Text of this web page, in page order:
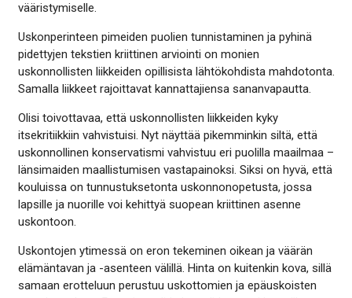
vääristymiselle.
Uskonperinteen pimeiden puolien tunnistaminen ja pyhinä
pidettyjen tekstien kriittinen arviointi on monien
uskonnollisten liikkeiden opillisista lähtökohdista mahdotonta.
Samalla liikkeet rajoittavat kannattajiensa sananvapautta.
Olisi toivottavaa, että uskonnollisten liikkeiden kyky
itsekritiikkiin vahvistuisi. Nyt näyttää pikemminkin siltä, että
uskonnollinen konservatismi vahvistuu eri puolilla maailmaa –
länsimaiden maallistumisen vastapainoksi. Siksi on hyvä, että
kouluissa on tunnustuksetonta uskonnonopetusta, jossa
lapsille ja nuorille voi kehittyä suopean kriittinen asenne
uskontoon.
Uskontojen ytimessä on eron tekeminen oikean ja väärän
elämäntavan ja -asenteen välillä. Hinta on kuitenkin kova, sillä
samaan erotteluun perustuu uskottomien ja epäuskoisten